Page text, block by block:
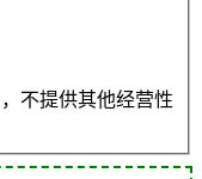
不提供其他经营性